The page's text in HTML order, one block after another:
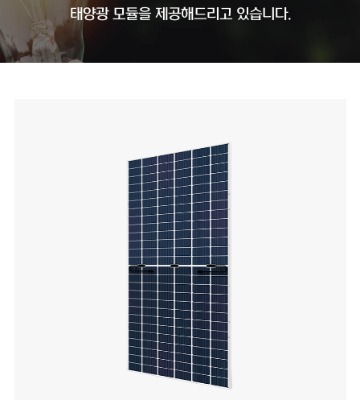
태양광 모듈을 제공해드리고 있습니다.